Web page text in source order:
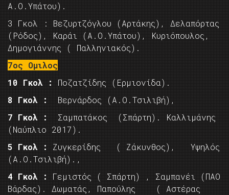
Α.Ο.Υπάτου).
3 Γκολ : Βεζυρτζόγλου (Αρτάκης), Δελαπόρτας
(Ρόδος), Καράι (Α.Ο.Υπάτου), Κυριόπουλος,
Δημογιάννης ( Παλληνιακός).
7ος Ομιλος
10 Γκολ :
Ποζατζίδης (Ερμιονίδα).
8 Γκολ :
Βερνάρδος (Α.Ο.Τσιλιβή),
7 Γκολ :
Σαμπατάκος (Σπάρτη). Καλλιμάνης
(Ναύπλιο 2017).
5 Γκολ :
Ζυγκερίδης ( Ζάκυνθος), Υψηλός
(Α.Ο.Τσιλιβή).,
4 Γκολ :
Γεμιστός ( Σπάρτη) , Σαμπανέι (ΠΑΟ
Βάρδας). Δωματάς, Παπούλης ( Αστέρας